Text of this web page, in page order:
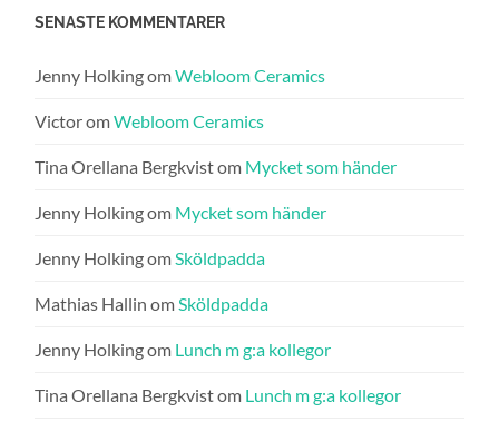
SENASTE KOMMENTARER
Jenny HolkingomWebloom Ceramics
VictoromWebloom Ceramics
Tina Orellana Bergkvistom Mycket som händer
Jenny Holkingom Mycket som händer
Jenny HolkingomSköldpadda
Mathias Hallin omSköldpadda
Jenny Holkingom Lunch m g:a kollegor
Tina Orellana Bergkvistom Lunch m g:a kollegor